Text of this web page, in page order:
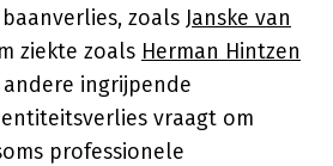
zoals Janske van
ziekte zoals Herman Hintzen
ingrijpende
vraagt om
professionele